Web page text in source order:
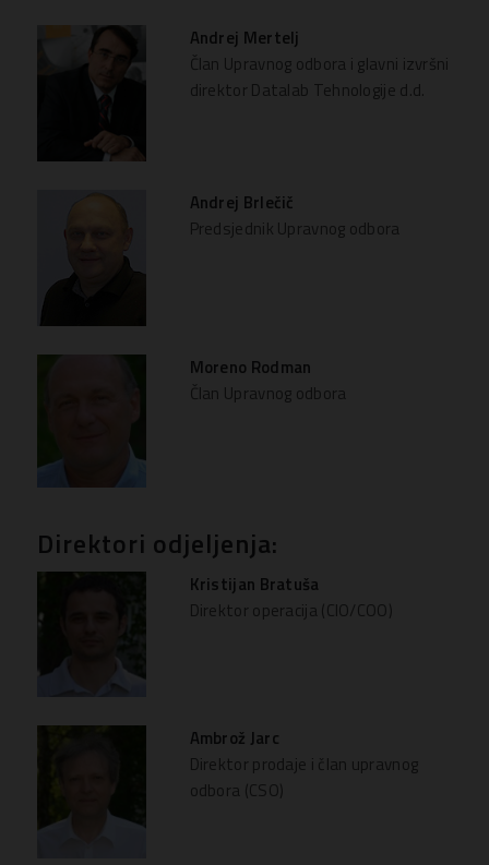
Andrej Mertelj
Član Upravnog odbora i glavni izvršni
direktor Datalab Tehnologije d.d.
Andrej Brlečič
Predsjednik Upravnog odbora
Moreno Rodman
Član Upravnog odbora
Direktori odjeljenja:
Kristijan Bratuša
Direktor operacija (CIO/COO)
Ambrož Jarc
Direktor prodaje i član upravnog
odbora (CSO)